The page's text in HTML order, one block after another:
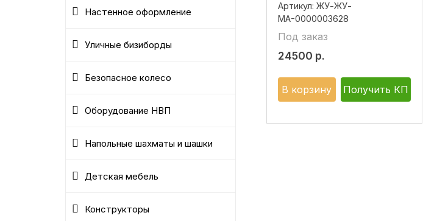
Настенное оформление
Уличные бизиборды
Безопасное колесо
Оборудование НВП
Напольные шахматы и шашки
Детская мебель
Конструкторы
Артикул: ЖУ-ЖУ-
МА-0000003628
Под заказ
24500 р.
В корзину Получить КП